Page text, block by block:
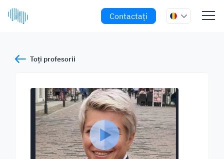
Contactați
Toți profesorii